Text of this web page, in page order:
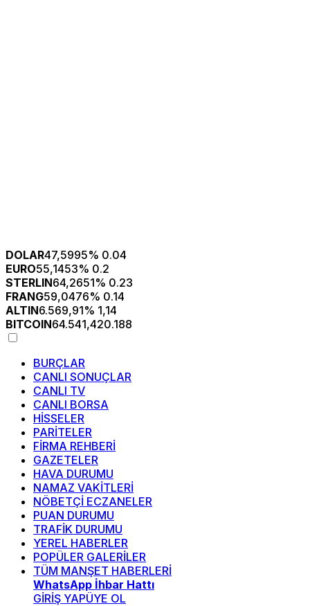
DOLAR47,5995% 0.04
EURO55,1453% 0.2
STERLIN64,2651% 0.23
FRANG59,0476% 0.14
ALTIN6.569,91% 1,14
BITCOIN64.541,420.188
BURÇLAR
CANLI SONUÇLAR
CANLI TV
CANLI BORSA
HİSSELER
PARİTELER
FİRMA REHBERİ
GAZETELER
HAVA DURUMU
NAMAZ VAKİTLERİ
NÖBETÇİ ECZANELER
PUAN DURUMU
TRAFİK DURUMU
YEREL HABERLER
POPÜLER GALERİLER
TÜM MANŞET HABERLERİ
WhatsApp İhbar Hattı
GİRİŞ YAPÜYE OL